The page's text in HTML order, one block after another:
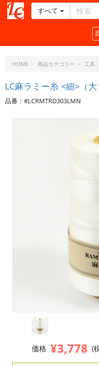
ー
ラ
ト・
ド
ッ
すべて
HOME 商品カテゴリー 工具
LC麻ラミー糸 <細>（大
品番：#LCRMTRD303LMN
価格 ¥3,778 (